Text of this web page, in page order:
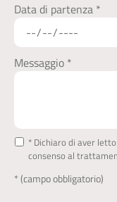
Data di partenza *
Messaggio *
* Dichiaro di aver
consenso al
* (campo obbligatorio)